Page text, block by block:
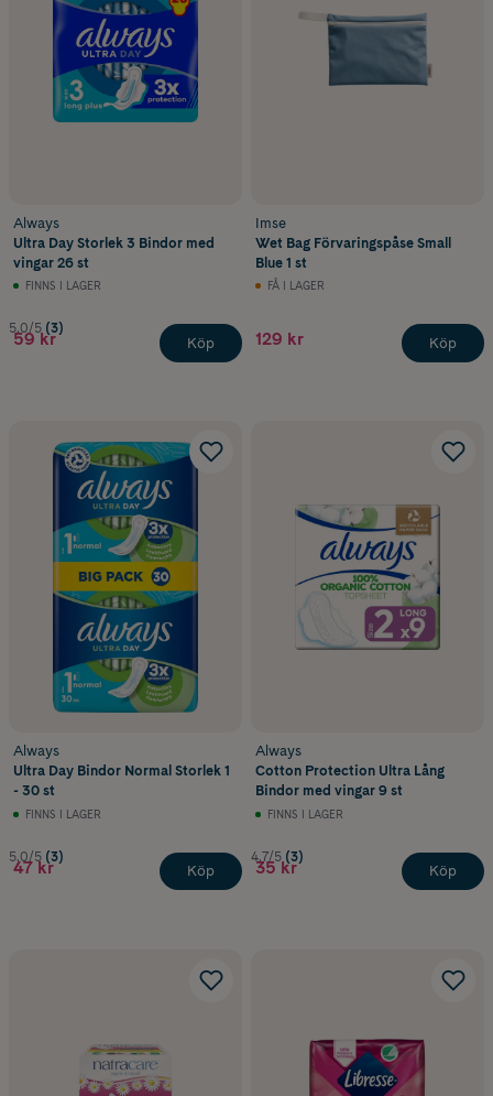
Always
Ultra Day Storlek 3 Bindor med
vingar 26 st
FINNS I LAGER
5.0/5 (3)
59 kr Köp
Imse
Wet Bag Förvaringspåse Small
Blue 1 st
FÅ I LAGER
129 kr Köp
Always
Ultra Day Bindor Normal Storlek 1
- 30 st
FINNS I LAGER
5.0/5 (3)
47 kr Köp
Always
Cotton Protection Ultra Lång
Bindor med vingar 9 st
FINNS I LAGER
4.7/5 (3)
35 kr Köp